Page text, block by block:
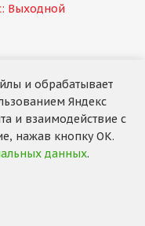
Выходной
и обрабатывает
Яндекс
и взаимодействие с
нажав кнопку ОК.
данных.